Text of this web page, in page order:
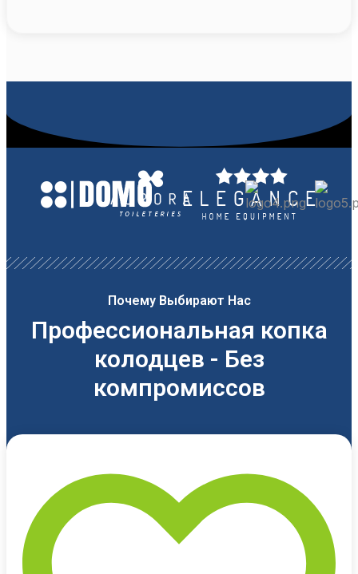
Почему Выбирают Нас
Профессиональная копка
колодцев - Без
компромиссов